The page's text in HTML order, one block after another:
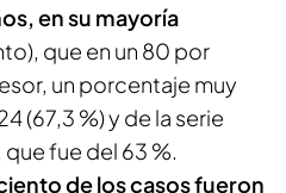
en su mayoría
que en un 80 por
un porcentaje muy
(67,3 %) y de la serie
fue del 63 %.
de los casos fueron